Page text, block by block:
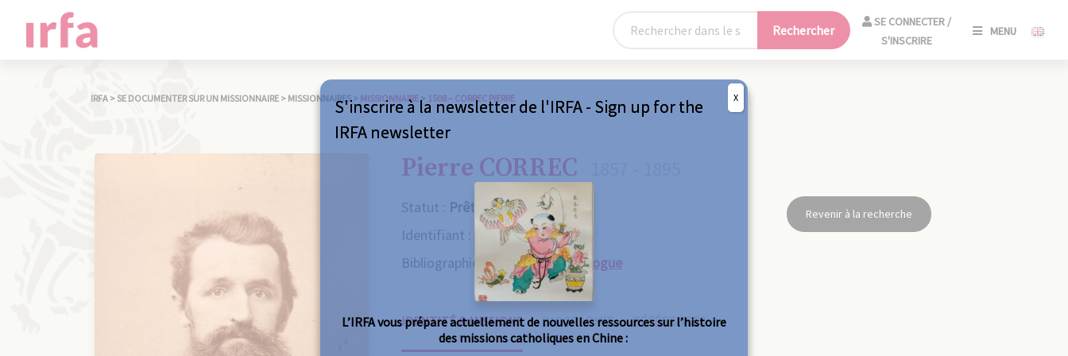
Rechercher
SE CONNECTER /
S'INSCRIRE
MENU
IRFA >SE DOCUMENTER SUR UN MISSIONNAIRE > MISSIONNAIRES > MISSIONNAIRE> 1508 – CORREC PIERRE
Pierre CORREC
Statut : Prêtre
Identifiant : 1508
Bibliographie :Consulter le catalogue
Revenir à la recherche
IDENTITÉ & MISSIONS BIOGRAPHIE RÉFÉRENCES
S'inscrire à la newsletter de l'IRFA - Sign up for the
IRFA newsletter
L’IRFA vous prépare actuellement de nouvelles ressources sur l’histoire
des missions catholiques en Chine :
X